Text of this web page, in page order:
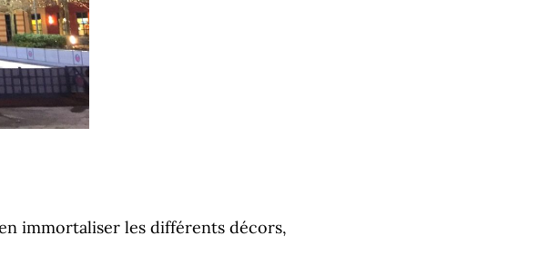
immortaliser les différents décors,